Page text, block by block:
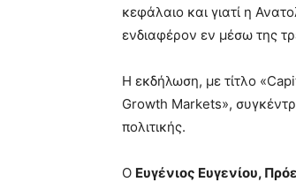
κεφάλαιο και γιατί η
ενδιαφέρον εν μέσω της
Η εκδήλωση, με τίτλο
Growth Markets»,
πολιτικής.
Ο Ευγένιος Ευγενίου,